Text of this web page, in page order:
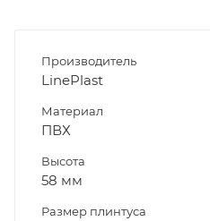
Производитель
LinePlast
Материал
ПВХ
Высота
58 мм
Размер плинтуса